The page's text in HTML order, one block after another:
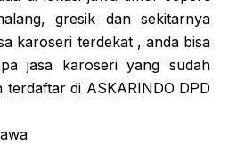
gresik dan sekitarnya
karoseri terdekat , anda bisa
jasa karoseri yang sudah
di ASKARINDO DPD